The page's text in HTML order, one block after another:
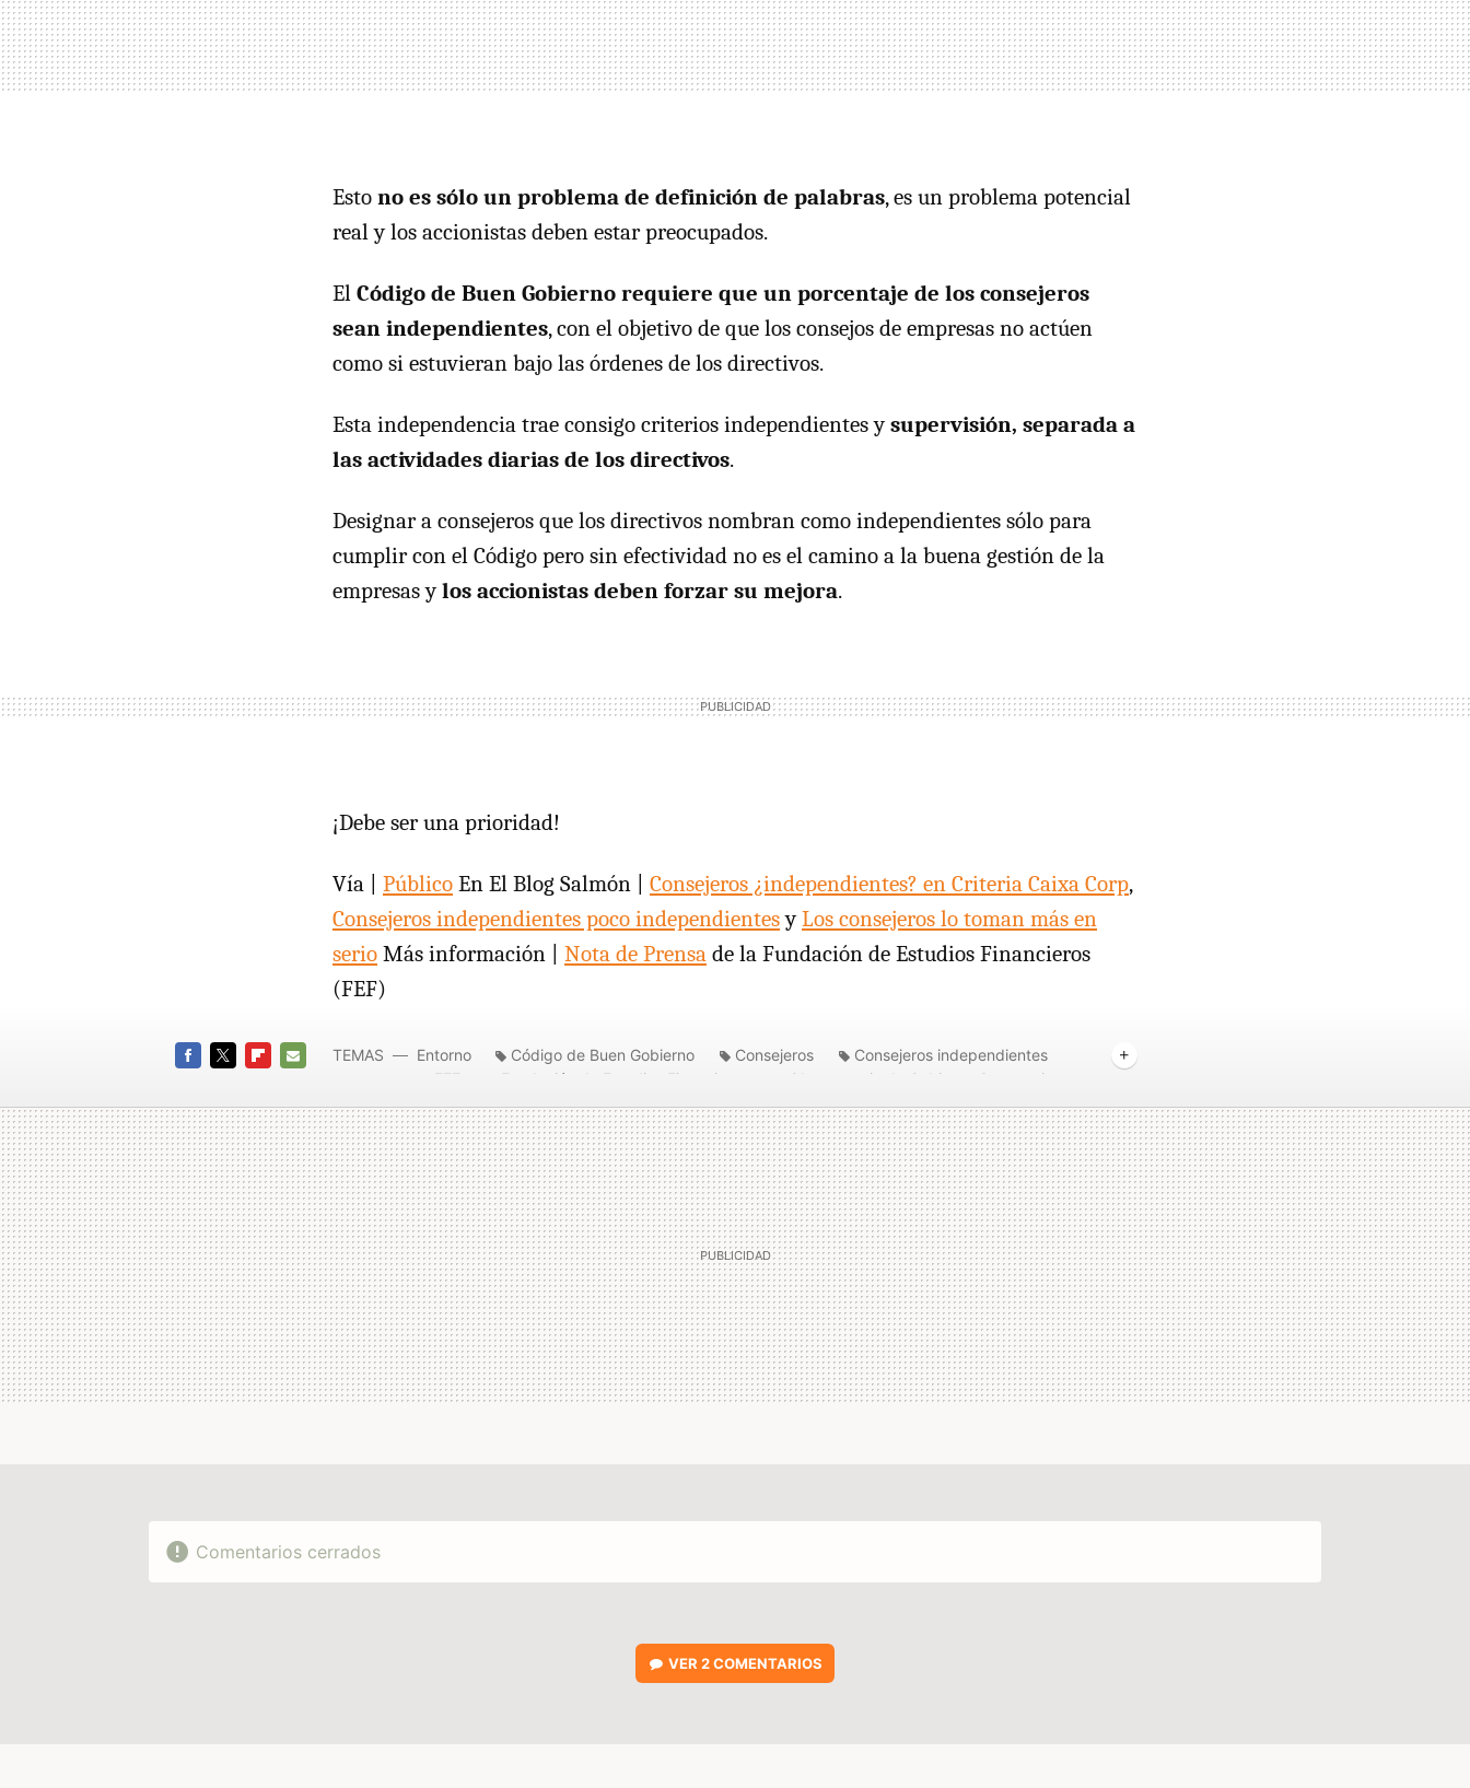
Esto no es sólo un problema de definición de palabras, es un problema potencial
real y los accionistas deben estar preocupados.
El Código de Buen Gobierno requiere que un porcentaje de los consejeros
sean independientes, con el objetivo de que los consejos de empresas no actúen
como si estuvieran bajo las órdenes de los directivos.
Esta independencia trae consigo criterios independientes ysupervisión, separada a
las actividades diarias de los directivos.
Designar a consejeros que los directivos nombran como independientes sólo para
cumplir con el Código pero sin efectividad no es el camino a la buena gestión de la
empresas ylos accionistas deben forzar su mejora.
¡Debe ser una prioridad!
Vía | Público En El Blog Salmón | Consejeros ¿independientes? en Criteria Caixa Corp,
Consejeros independientes poco independientesyLos consejeros lo toman más en
serio Más información | Nota de Prensa de la Fundación de Estudios Financieros
(FEF)
MAIL
TEMAS Entorno Código de Buen Gobierno Consejeros
Consejeros independientes
FEF
Fundación de Estudios Financieros Observatorio de Gobierno Corporativo
Comentarios cerrados
VER2 COMENTARIOS